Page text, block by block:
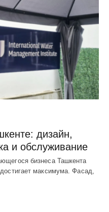
дизайн,
и обслуживание
бизнеса Ташкента
максимума. Фасад,